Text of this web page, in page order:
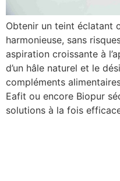
Obtenir un teint éclatant
harmonieuse, sans
aspiration croissante à
d’un hâle naturel et le
compléments
Eafit ou encore Biopur
solutions à la fois